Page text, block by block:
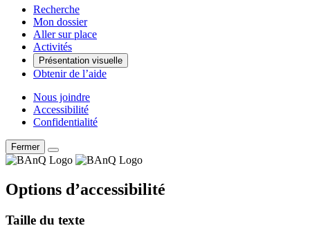
Recherche
Mon dossier
Aller sur place
Activités
Présentation visuelle
Obtenir de l’aide
Nous joindre
Accessibilité
Confidentialité
Fermer
Options d’accessibilité
Taille du texte